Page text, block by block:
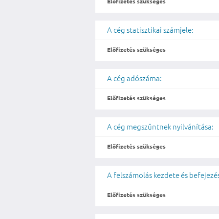
A cég statisztikai számjele:
Előfizetés szükséges
A cég adószáma:
Előfizetés szükséges
A cég megszűntnek nyilvánítása:
Előfizetés szükséges
A felszámolás kezdete és
Előfizetés szükséges